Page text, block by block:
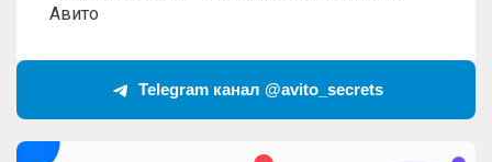
Авито
Telegram канал @avito_secrets